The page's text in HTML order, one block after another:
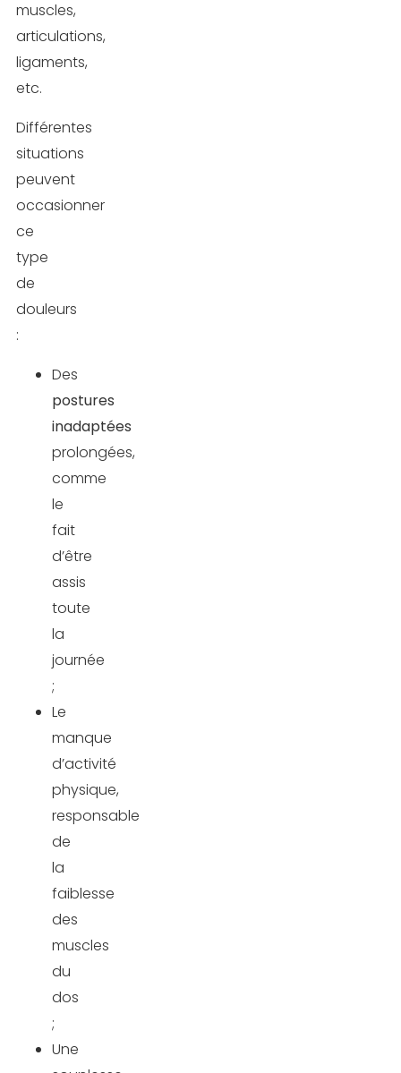
muscles,
articulations,
ligaments,
etc.
Différentes
situations
peuvent
occasionner
ce
type
de
douleurs
:
Des
postures
inadaptées
prolongées,
comme
le
fait
d’être
assis
toute
la
journée
;
Le
manque
d’activité
physique,
responsable
de
la
faiblesse
des
muscles
du
dos
;
Une